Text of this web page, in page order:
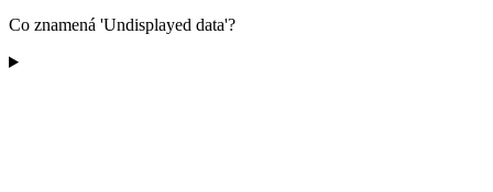
Co znamená 'Undisplayed data'?